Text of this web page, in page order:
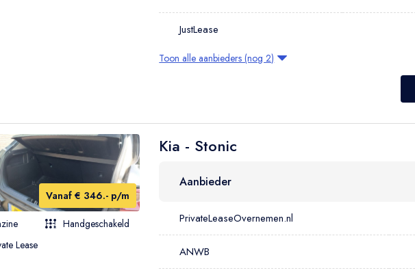
JustLease
Toon alle aanbieders (nog 2)
Vanaf € 346.- p/m
Handgeschakeld
Lease
Kia - Stonic
Aanbieder
PrivateLeaseOvernemen.nl
ANWB